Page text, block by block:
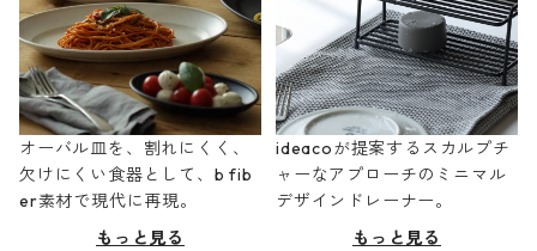
オーバル皿を、割れにくく、
欠けにくい食器として、b fib
er素材で現代に再現。
もっと見る
ideacoが提案するスカルプチ
ャーなアプローチのミニマル
デザインドレーナー。
もっと見る